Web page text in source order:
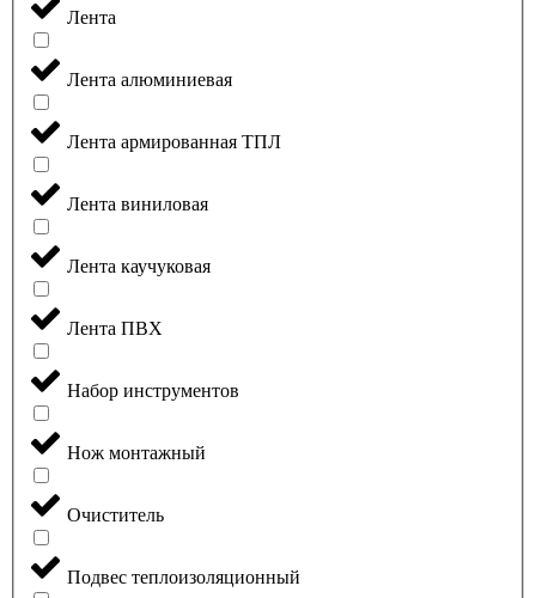
Лента
Лента алюминиевая
Лента армированная ТПЛ
Лента виниловая
Лента каучуковая
Лента ПВХ
Набор инструментов
Нож монтажный
Очиститель
Подвес теплоизоляционный